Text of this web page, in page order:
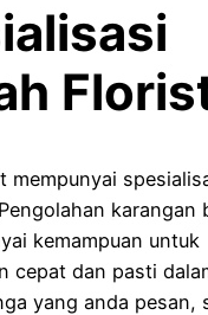
mempunyai
karangan
kemampuan untuk
cepat dan pasti
yang anda pesan,